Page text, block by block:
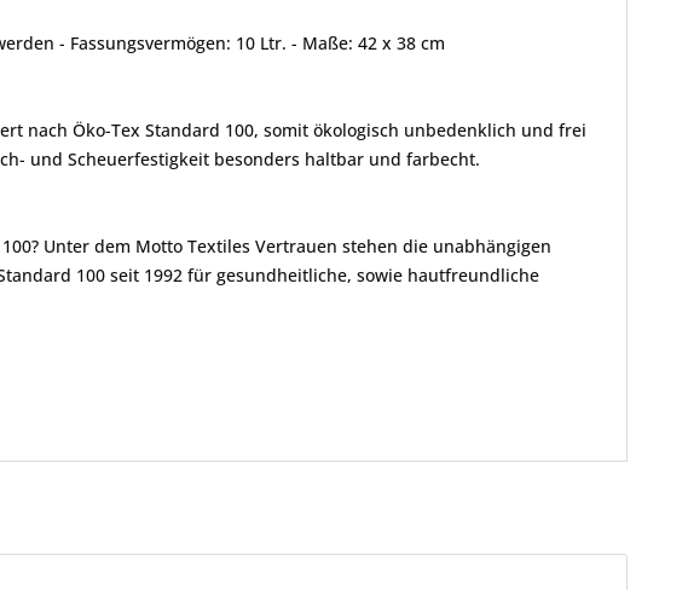
- Fassungsvermögen: 10 Ltr. - Maße: 42 x 38 cm
nach Öko-Tex Standard 100, somit ökologisch unbedenklich und frei
und Scheuerfestigkeit besonders haltbar und farbecht.
Unter dem Motto Textiles Vertrauen stehen die unabhängigen
100 seit 1992 für gesundheitliche, sowie hautfreundliche